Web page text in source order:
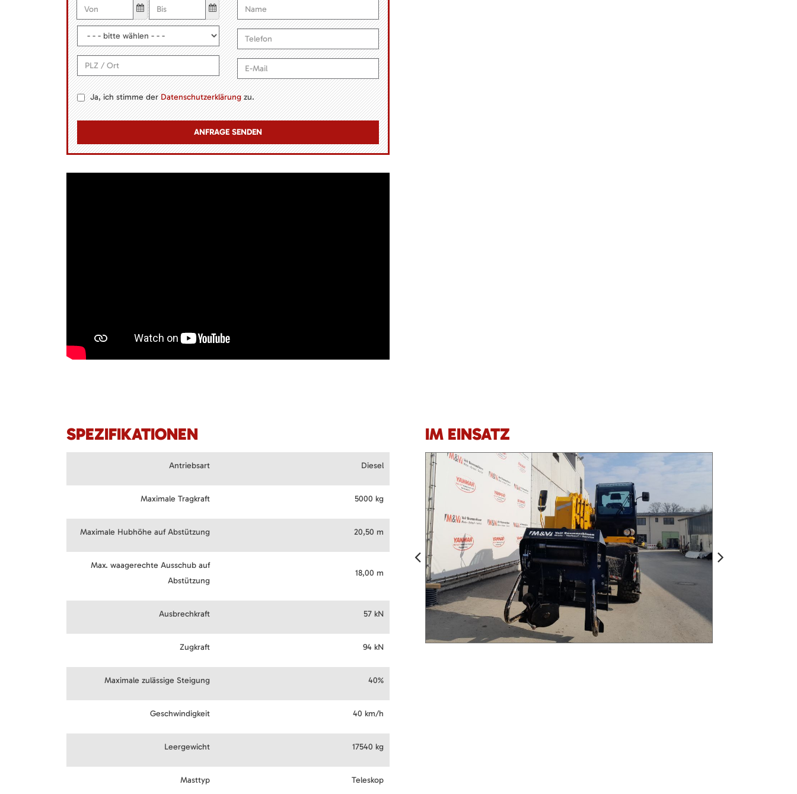
Ja, ich stimme derDatenschutzerklärungzu.
SPEZIFIKATIONEN
Antriebsart Diesel
Maximale Tragkraft 5000 kg
Maximale Hubhöhe auf Abstützung 20,50 m
Max. waagerechte Ausschub auf
Abstützung
18,00 m
Ausbrechkraft 57 kN
Zugkraft 94 kN
Maximale zulässige Steigung 40%
Geschwindigkeit 40 km/h
Leergewicht 17540 kg
Masttyp Teleskop
IM EINSATZ